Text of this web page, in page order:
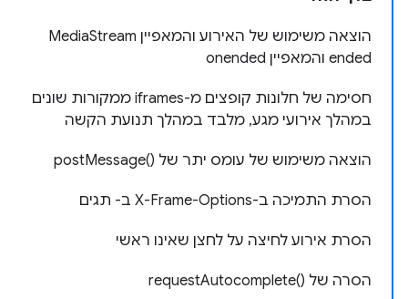
הוצאה משימוש של האירוע והמאפיין MediaStream
ended והמאפיין onended
חסימה של חלונות קופצים מ-iframes ממקורות שונים
במהלך אירועי מגע, מלבד במהלך תנועת הקשה
הוצאה משימוש של עומס יתר של postMessage()‎
הסרת התמיכה ב-X-Frame-Options ב- תגים
הסרת אירוע לחיצה על לחצן שאינו ראשי
הסרה של requestAutocomplete()‎